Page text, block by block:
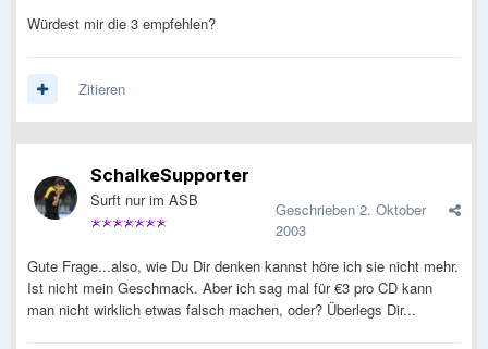
Würdest mir die 3 empfehlen?
Zitieren
SchalkeSupporter
Surft nur im ASB Geschrieben 2. Oktober
2003
Gute Frage...also, wie Du Dir denken kannst höre ich sie nicht mehr.
Ist nicht mein Geschmack. Aber ich sag mal für €3 pro CD kann
man nicht wirklich etwas falsch machen, oder? Überlegs Dir...